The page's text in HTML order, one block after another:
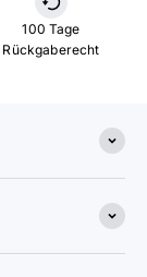
100 Tage
Rückgaberecht